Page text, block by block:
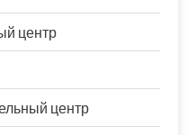
центр
центр